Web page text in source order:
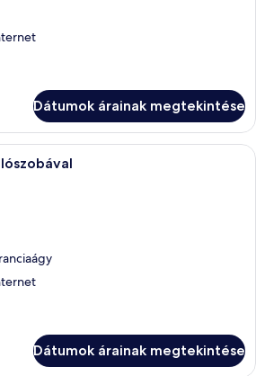
Dátumok árainak megtekintése
Egy konyha, melyben fa
Dátumok árainak megtekintése